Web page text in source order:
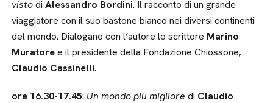
vistodiAlessandro Bordini. Il racconto di un grande
viaggiatore con il suo bastone bianco nei diversi continenti
del mondo. Dialogano con l’autore lo scrittore Marino
Muratoree il presidente della Fondazione Chiossone,
Claudio Cassinelli.
ore 16.30-17.45: Un mondo più migliore di Claudio